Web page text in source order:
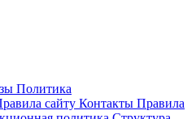
Политика
сайту Контакты Правила